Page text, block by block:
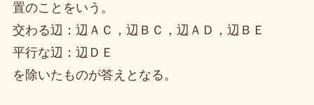
置のことをいう。
交わる辺：辺ＡＣ，辺ＢＣ，辺ＡＤ，辺ＢＥ
平行な辺：辺ＤＥ
を除いたものが答えとなる。